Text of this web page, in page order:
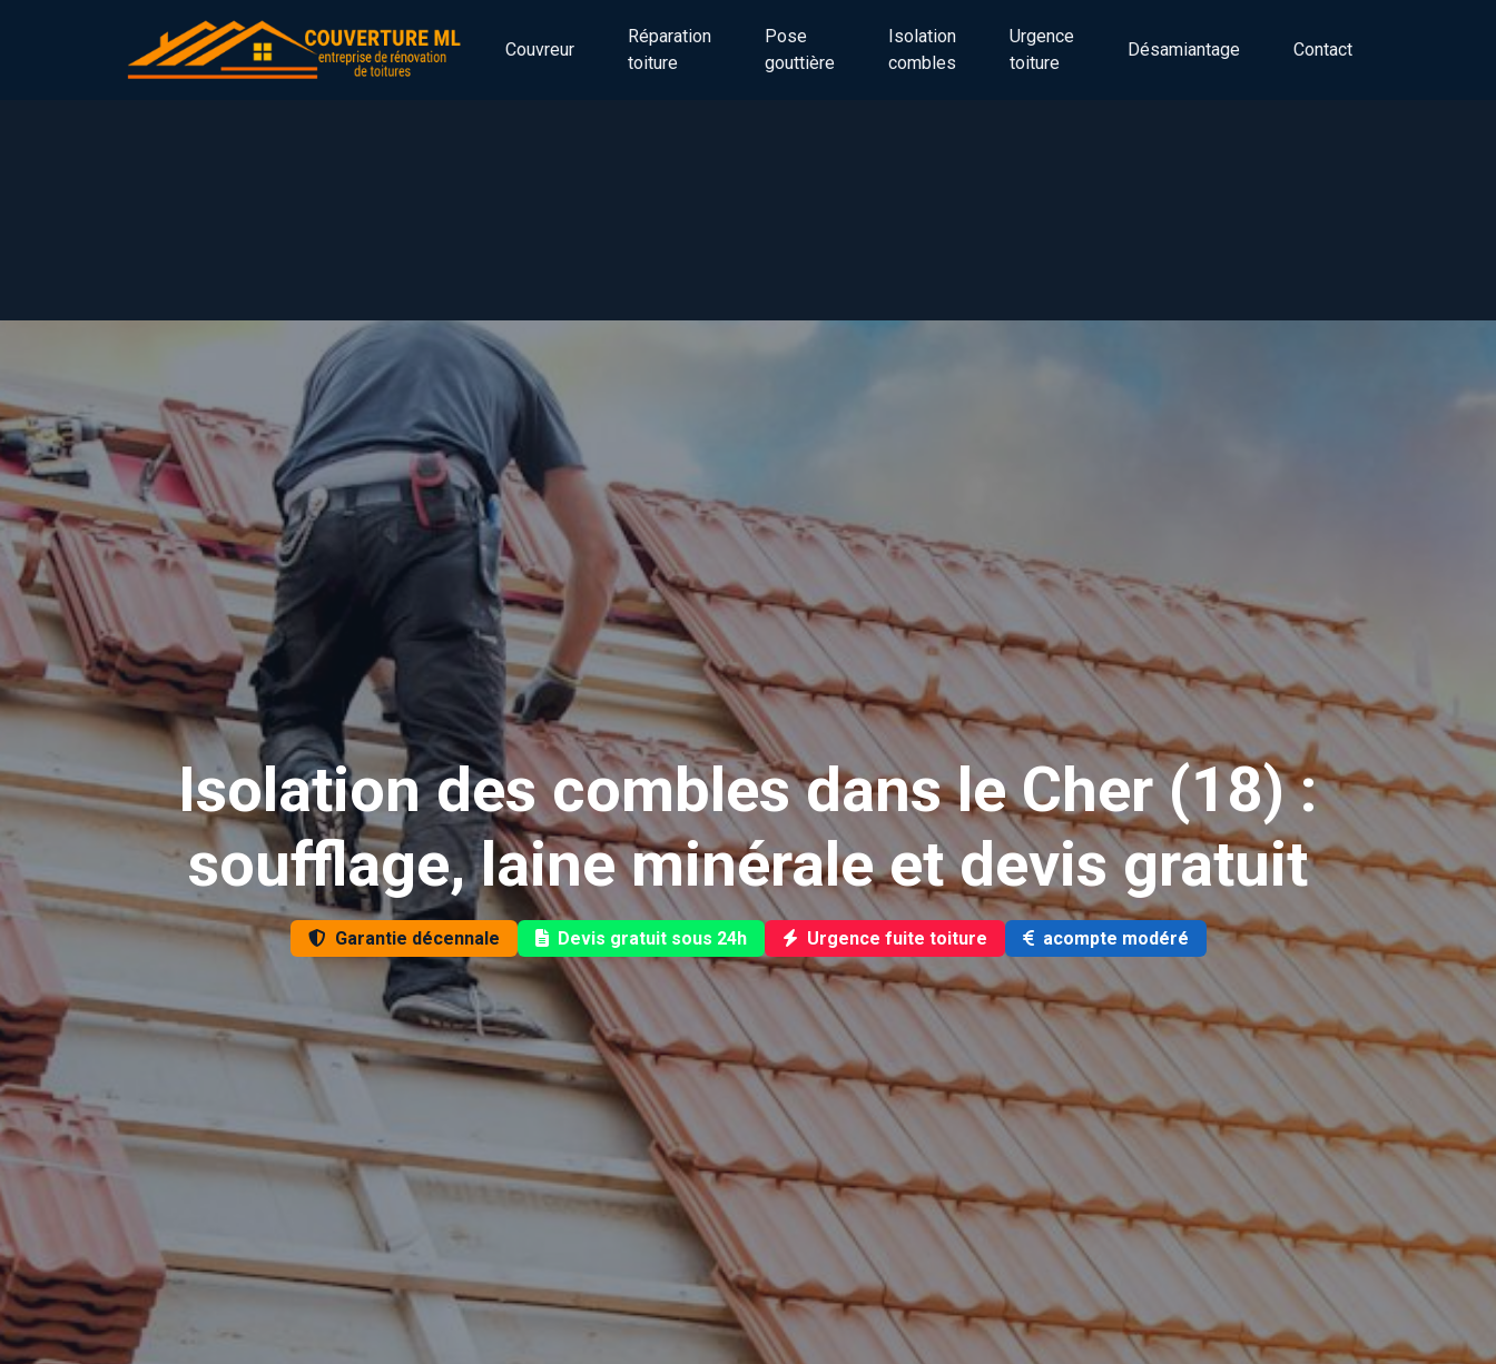
Couvreur
Réparation
toiture
Pose
gouttière
Isolation
combles
Urgence
toiture
Désamiantage Contact
Isolation des combles dans le Cher (18) :
soufflage, laine minérale et devis gratuit
Garantie décennale Devis gratuit sous 24h Urgence fuite toiture acompte modéré